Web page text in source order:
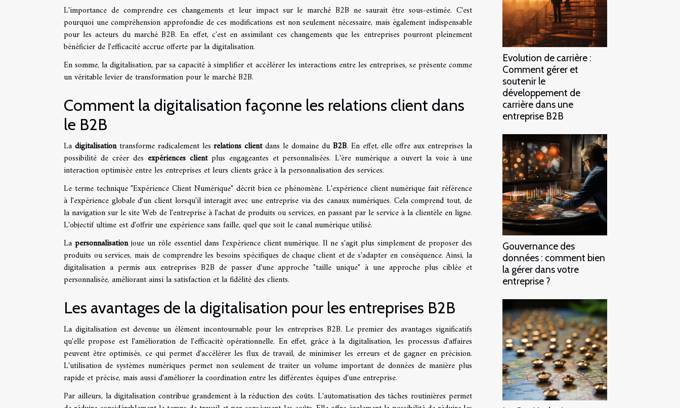
L'importance de comprendre ces changements et leur impact sur le marché B2B ne saurait être sous-estimée. C'est
pourquoi une compréhension approfondie de ces modifications est non seulement nécessaire, mais également indispensable
pour les acteurs du marché B2B. En effet, c'est en assimilant ces changements que les entreprises pourront pleinement
bénéficier de l'efficacité accrue offerte par la digitalisation.
En somme, la digitalisation, par sa capacité à simplifier et accélérer les interactions entre les entreprises, se présente comme
un véritable levier de transformation pour le marché B2B.
Comment la digitalisation façonne les relations client dans
le B2B
La digitalisationtransforme radicalement lesrelations clientdans le domaine du B2B. En effet, elle offre aux entreprises la
possibilité de créer des expériences clientplus engageantes et personnalisées. L'ère numérique a ouvert la voie à une
interaction optimisée entre les entreprises et leurs clients grâce à la personnalisation des services.
Le terme technique "Expérience Client Numérique" décrit bien ce phénomène. L'expérience client numérique fait référence
à l'expérience globale d'un client lorsqu'il interagit avec une entreprise via des canaux numériques. Cela comprend tout, de
la navigation sur le site Web de l'entreprise à l'achat de produits ou services, en passant par le service à la clientèle en ligne.
L'objectif ultime est d'offrir une expérience sans faille, quel que soit le canal numérique utilisé.
La personnalisationjoue un rôle essentiel dans l'expérience client numérique. Il ne s'agit plus simplement de proposer des
produits ou services, mais de comprendre les besoins spécifiques de chaque client et de s'adapter en conséquence. Ainsi, la
digitalisation a permis aux entreprises B2B de passer d'une approche "taille unique" à une approche plus ciblée et
personnalisée, améliorant ainsi la satisfaction et la fidélité des clients.
Les avantages de la digitalisation pour les entreprises B2B
La digitalisation est devenue un élément incontournable pour les entreprises B2B. Le premier des avantages significatifs
qu'elle propose est l'amélioration de l'efficacité opérationnelle. En effet, grâce à la digitalisation, les processus d'affaires
peuvent être optimisés, ce qui permet d'accélérer les flux de travail, de minimiser les erreurs et de gagner en précision.
L'utilisation de systèmes numériques permet non seulement de traiter un volume important de données de manière plus
rapide et précise, mais aussi d'améliorer la coordination entre les différentes équipes d'une entreprise.
Par ailleurs, la digitalisation contribue grandement à la réduction des coûts. L'automatisation des tâches routinières permet
Evolution de carrière :
Comment gérer et
soutenir le
développement de
carrière dans une
entreprise B2B
Gouvernance des
données : comment bien
la gérer dans votre
entreprise ?